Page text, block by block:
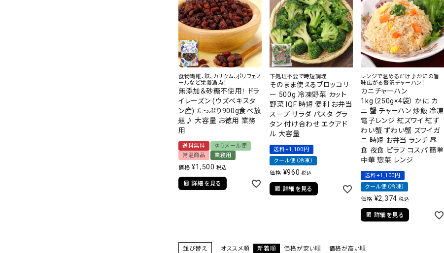
食物繊維、鉄、カリウム、ポリフェノ
ールなど栄養満点！
無添加＆砂糖不使用！ ドラ
イレーズン (ウズベキスタ
ン産) たっぷり900g食べ放
題♪ 大容量 お徳用 業務
用
送料無料
ゆうメール便
常温商品
業務用
価格 ¥1,500 税込
詳細を見る
下処理不要で時短調理
そのまま使えるブロッコリ
ー 500g 冷凍野菜 カット
野菜 IQF 時短 便利 お弁当
スープ サラダ パスタ グラ
タン 付け合わせ エクアド
ル 大容量
送料+1,100円
クール便（冷凍）
価格 ¥960 税込
詳細を見る
レンジで温めるだけ♪かにの旨
味広がる贅沢チャーハン！
カニチャーハン
1kg（250g×4袋） かに カ
ニ 蟹 チャーハン 炒飯 冷凍
電子レンジ 紅ズワイ 紅ず
わい蟹 ずわい蟹 ズワイガ
ニ 時短 お弁当 ランチ 昼
食 夜食 ピラフ コスパ 簡単
中華 惣菜 レンジ
送料+1,100円
クール便（冷凍）
価格 ¥2,374 税込
詳細を見る
並び替え オススメ順 新着順 価格が安い順 価格が高い順